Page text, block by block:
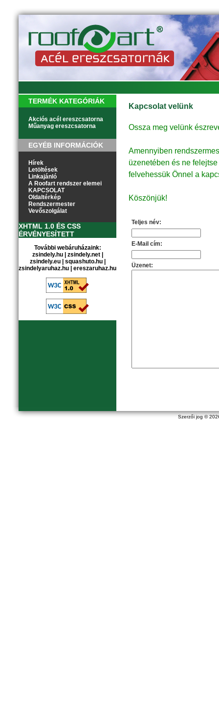
Szerzői jog ©
TERMÉK KATEGÓRIÁK
Akciós acél ereszcsatorna
Műanyag ereszcsatorna
EGYÉB INFORMÁCIÓK
Hírek
Letöltések
Linkajánló
A Roofart rendszer elemei
KAPCSOLAT
Oldaltérkép
Rendszermester
Vevőszolgálat
XHTML 1.0 ÉS CSS
ÉRVÉNYESÍTETT
További webáruházaink:
zsindely.hu| zsindely.net|
zsindely.eu| squashuto.hu|
zsindelyaruhaz.hu
ereszaruhaz.hu
Kapcsolat velünk
Ossza meg velünk
Amennyiben
üzenetében és ne
felvehessük Önnel a
Köszönjük!
Teljes név:
E-Mail cím:
Üzenet: